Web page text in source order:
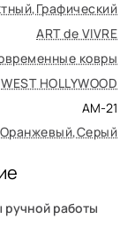
,Графический
ART de VIVRE
ковры
WEST HOLLYWOOD
AM-21
Оранжевый,Серый
ручной работы